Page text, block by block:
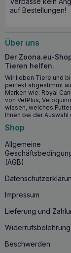
auf Bestellungen!
Über uns
Der Zoona.eu-
Tieren helfen.
Wir lieben Tiere und
perfekt abgestimmt
Marken wie: Royal
von VetPlus,
wissen, welches
Ihnen bei der
Shop
Allgemeine
(AGB)
Impressum
Lieferung und
Widerrufsbelehrung
Beschwerden